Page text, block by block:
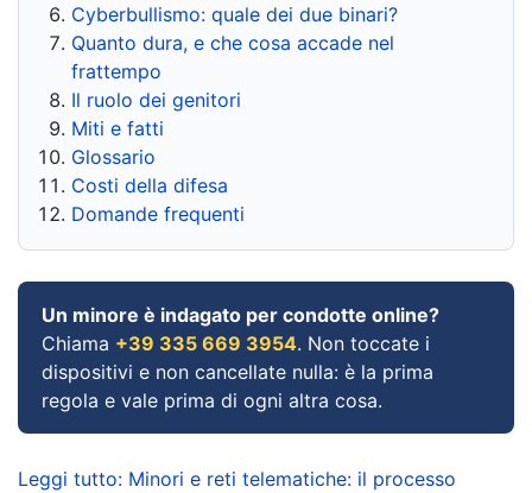
Cyberbullismo: quale dei due binari?
Quanto dura, e che cosa accade nel
frattempo
Il ruolo dei genitori
Miti e fatti
Glossario
Costi della difesa
Domande frequenti
Un minore è indagato per condotte online?
Chiama +39 335 669 3954. Non toccate i
dispositivi e non cancellate nulla: è la prima
regola e vale prima di ogni altra cosa.
Leggi tutto: Minori e reti telematiche: il processo